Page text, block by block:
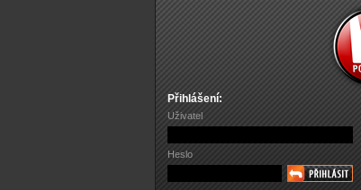
Přihlášení:
Uživatel
Heslo